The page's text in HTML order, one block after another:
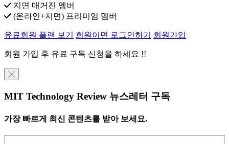
지면 매거진 멤버
(온라인+지면) 프리미엄 멤버
유료회원 플랜 보기 회원이면 로그인하기 회원가입
회원 가입 후 유료 구독 신청을 하세요 !!
╳
MIT Technology Review 뉴스레터 구독
가장 빠르게 최신 콘텐츠를 받아 보세요.